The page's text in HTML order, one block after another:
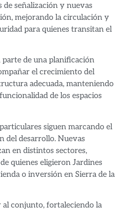
señalización y nuevas
mejorando la circulación y
para quienes transitan el
de una planificación
el crecimiento del
adecuada, manteniendo
de los espacios
siguen marcando el
del desarrollo. Nuevas
en distintos sectores,
quienes eligieron Jardines
o inversión en Sierra de la
al conjunto, fortaleciendo la